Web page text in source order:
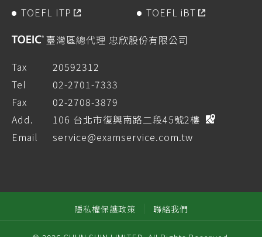
TOEFL ITP
TOEFL iBT
臺灣區總代理 忠欣股份有限公司
Tax
20592312
Tel
02-2701-7333
Fax
02-2708-3879
Add.
106 台北市復興南路二段45號2樓
Email
service@examservice.com.tw
隱私權保護政策 聯絡我們